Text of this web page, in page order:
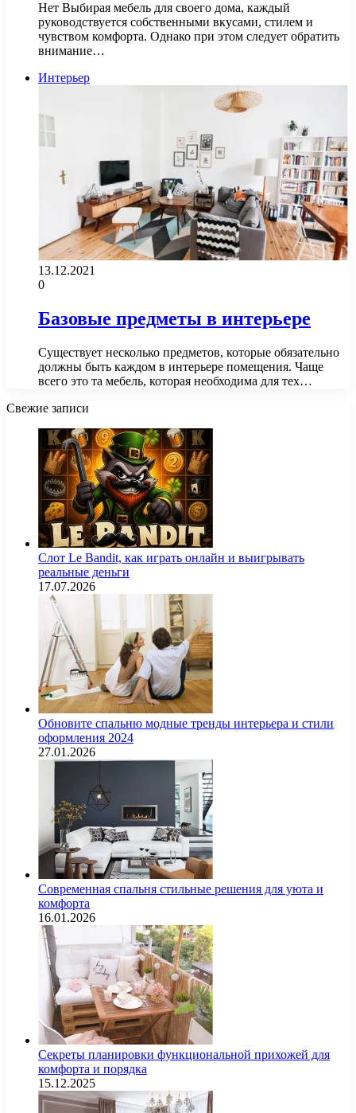
Нет Выбирая мебель для своего дома, каждый
руководствуется собственными вкусами, стилем и
чувством комфорта. Однако при этом следует обратить
внимание…
Интерьер
13.12.2021
0
Базовые предметы в интерьере
Существует несколько предметов, которые обязательно
должны быть каждом в интерьере помещения. Чаще
всего это та мебель, которая необходима для тех…
Свежие записи
Слот Le Bandit, как играть онлайн и выигрывать
реальные деньги
17.07.2026
Обновите спальню модные тренды интерьера и стили
оформления 2024
27.01.2026
Современная спальня стильные решения для уюта и
комфорта
16.01.2026
Секреты планировки функциональной прихожей для
комфорта и порядка
15.12.2025